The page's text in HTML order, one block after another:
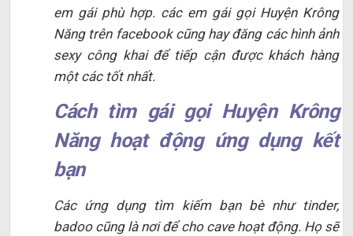
em gái phù hợp. các em gái gọi Huyện Krông
Năng trên facebook cũng hay đăng các hình ảnh
sexy công khai để tiếp cận được khách hàng
một các tốt nhất.
Cách tìm gái gọi Huyện Krông
Năng hoạt động ứng dụng kết
bạn
Các ứng dụng tìm kiếm bạn bè như tinder,
badoo cũng là nơi để cho cave hoạt động. Họ sẽ